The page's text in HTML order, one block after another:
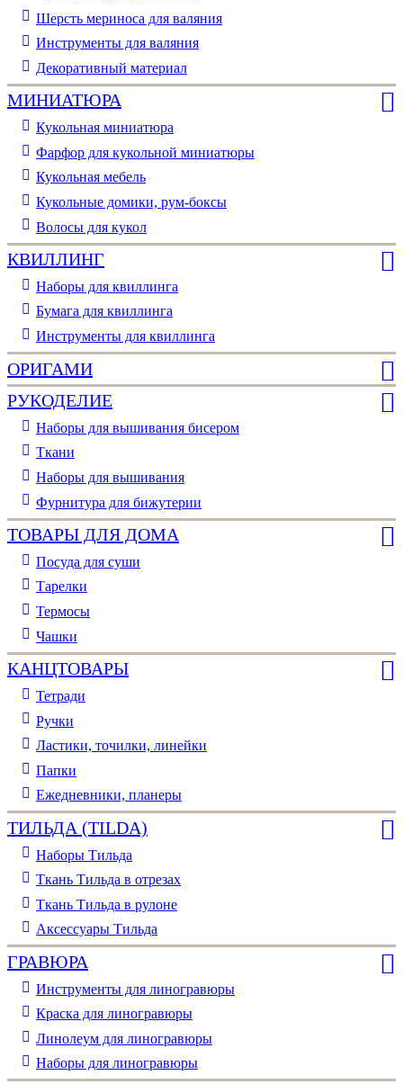
Шерсть мериноса для валяния
Инструменты для валяния
Декоративный материал
МИНИАТЮРА
Кукольная миниатюра
Фарфор для кукольной миниатюры
Кукольная мебель
Кукольные домики, рум-боксы
Волосы для кукол
КВИЛЛИНГ
Наборы для квиллинга
Бумага для квиллинга
Инструменты для квиллинга
ОРИГАМИ
РУКОДЕЛИЕ
Наборы для вышивания бисером
Ткани
Наборы для вышивания
Фурнитура для бижутерии
ТОВАРЫ ДЛЯ ДОМА
Посуда для суши
Тарелки
Термосы
Чашки
КАНЦТОВАРЫ
Тетради
Ручки
Ластики, точилки, линейки
Папки
Ежедневники, планеры
ТИЛЬДА (TILDA)
Наборы Тильда
Ткань Тильда в отрезах
Ткань Тильда в рулоне
Аксессуары Тильда
ГРАВЮРА
Инструменты для линогравюры
Краска для линогравюры
Линолеум для линогравюры
Наборы для линогравюры